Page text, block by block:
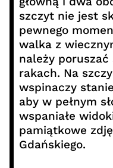
szczyt nie jest
pewnego
walka z
należy
rakach. Na
wspinaczy
aby w pełnym
wspaniałe
pamiątkowe
Gdańskiego.